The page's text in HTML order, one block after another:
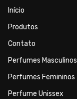
Início
Produtos
Contato
Perfumes Masculinos
Perfumes Femininos
Perfume Unissex